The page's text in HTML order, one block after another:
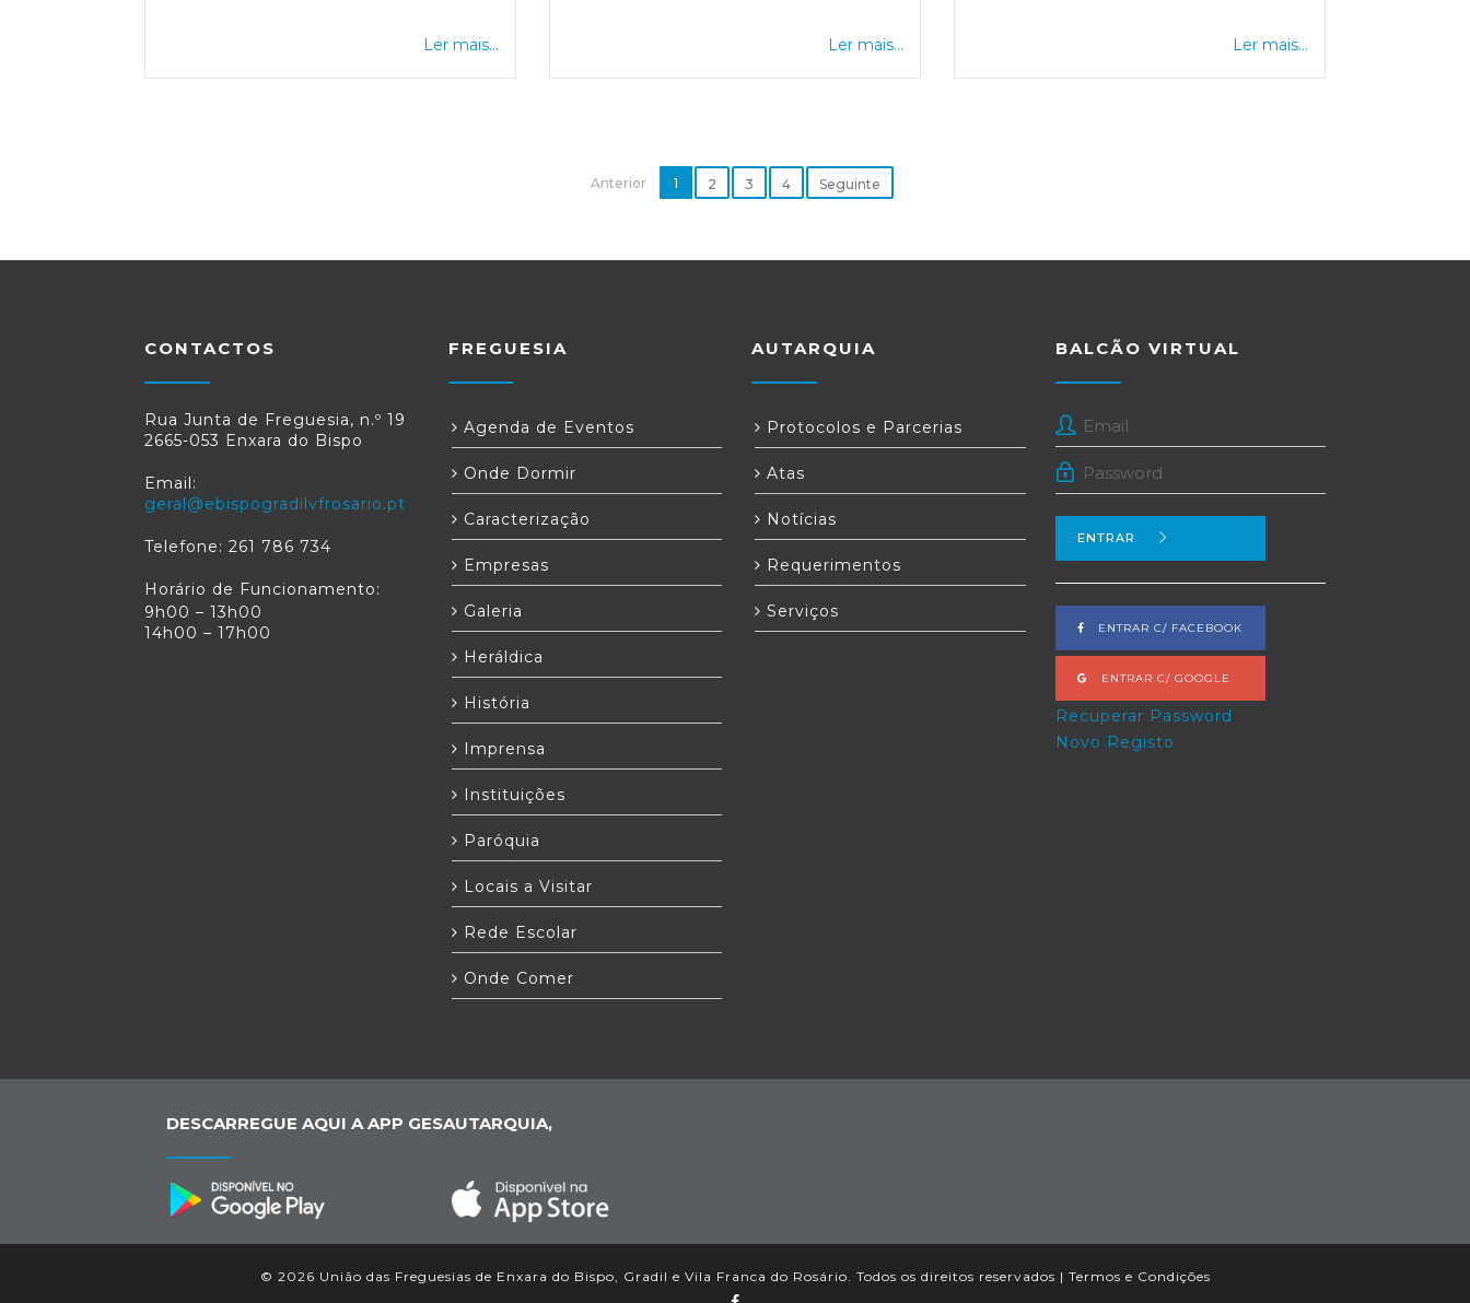
Ler mais... Ler mais... Ler mais...
Anterior 1 2 3 4 Seguinte
CONTACTOS
Rua Junta de Freguesia, n.º 19
2665-053 Enxara do Bispo
Email:
geral@ebispogradilvfrosario.pt
Telefone: 261 786 734
Horário de Funcionamento:
9h00 – 13h00
14h00 – 17h00
FREGUESIA
Agenda de Eventos
Onde Dormir
Caracterização
Empresas
Galeria
Heráldica
História
Imprensa
Instituições
Paróquia
Locais a Visitar
Rede Escolar
Onde Comer
AUTARQUIA
Protocolos e Parcerias
Atas
Notícias
Requerimentos
Serviços
BALCÃO VIRTUAL
ENTRAR
ENTRAR C/ FACEBOOK
ENTRAR C/ GOOGLE
Recuperar Password
Novo Registo
DESCARREGUE AQUI A APP GESAUTARQUIA,
© 2026 União das Freguesias de Enxara do Bispo, Gradil e Vila Franca do Rosário. Todos os direitos reservados | Termos e Condições